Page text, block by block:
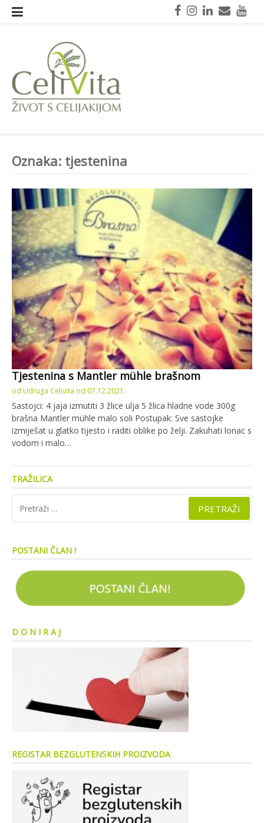
Skoči
FacebookInstagram
LinkedIn
Mail
Oznaka: tjestenina
Tjestenina s Mantler mühle brašnom
od Udruga Celivita od 07.12.2021.
Sastojci: 4 jaja izmutiti 3 žlice ulja 5 žlica hladne vode 300g
brašna Mantler mühle malo soli Postupak: Sve sastojke
izmiješat u glatko tijesto i raditi oblike po želji. Zakuhati lonac s
vodom i malo…
TRAŽILICA
POSTANI ČLAN !
D O N I R A J
REGISTAR BEZGLUTENSKIH PROIZVODA